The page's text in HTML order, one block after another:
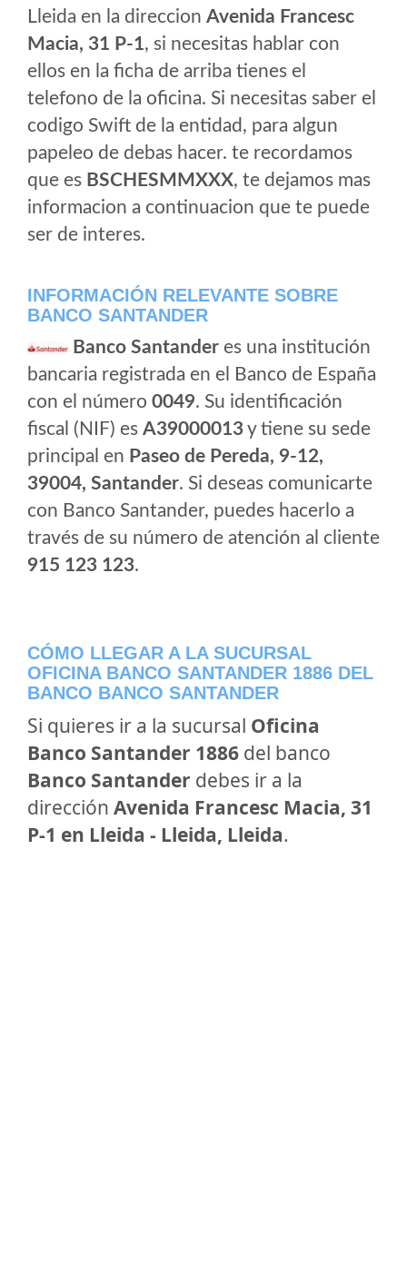
Lleida en la direccion Avenida Francesc
Macia, 31 P-1, si necesitas hablar con
ellos en la ficha de arriba tienes el
telefono de la oficina. Si necesitas saber el
codigo Swift de la entidad, para algun
papeleo de debas hacer. te recordamos
que es BSCHESMMXXX, te dejamos mas
informacion a continuacion que te puede
ser de interes.
INFORMACIÓN RELEVANTE SOBRE
BANCO SANTANDER
Banco Santander es una institución
bancaria registrada en el Banco de España
con el número 0049. Su identificación
fiscal (NIF) es A39000013y tiene su sede
principal en Paseo de Pereda, 9-12,
39004, Santander. Si deseas comunicarte
con Banco Santander, puedes hacerlo a
través de su número de atención al cliente
915 123 123.
CÓMO LLEGAR A LA SUCURSAL
OFICINA BANCO SANTANDER 1886 DEL
BANCO BANCO SANTANDER
Si quieres ir a la sucursal Oficina
Banco Santander 1886 del banco
Banco Santander debes ir a la
dirección Avenida Francesc Macia, 31
P-1 en Lleida - Lleida, Lleida.